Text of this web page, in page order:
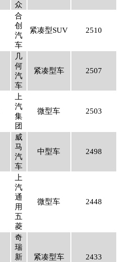
众
合
创
汽
车
紧凑型SUV 2510
几
何
汽
车
紧凑型车 2507
上
汽
集
团
微型车 2503
威
马
汽
车
中型车 2498
上
汽
通
用
五
菱
微型车 2448
奇
瑞
新
紧凑型车 2433